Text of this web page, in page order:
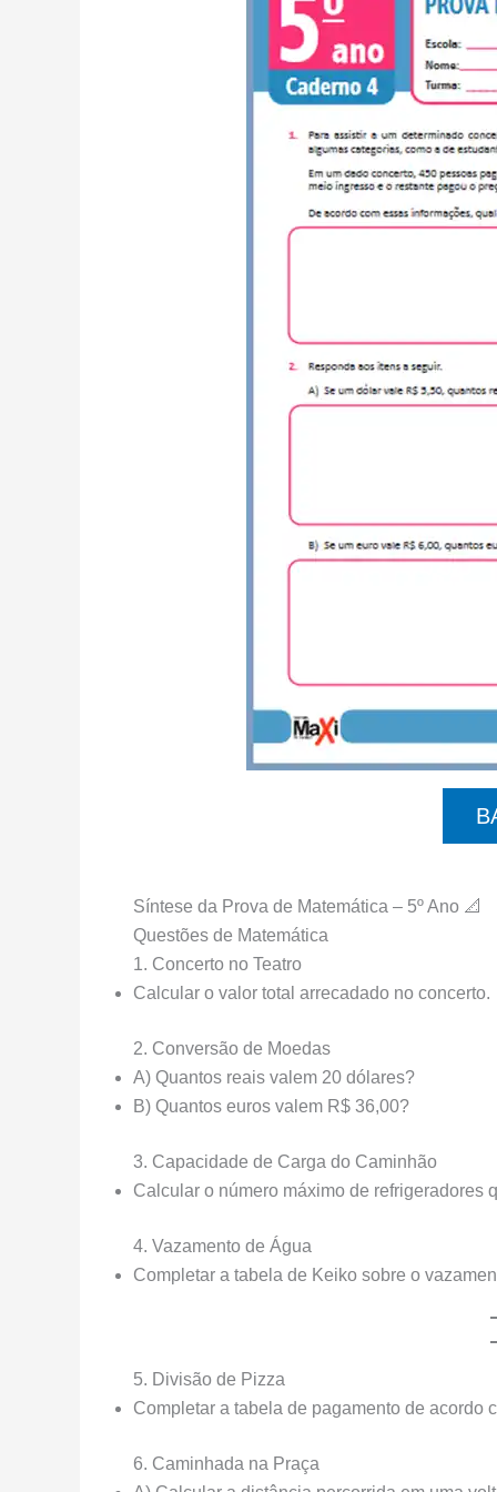
Síntese da Prova de Matemática – 5º Ano 📐
Questões de Matemática
1. Concerto no Teatro
Calcular o valor total arrecadado no concerto.
2. Conversão de Moedas
A) Quantos reais valem 20 dólares?
B) Quantos euros valem R$ 36,00?
3. Capacidade de Carga do Caminhão
Calcular o número máximo de refrigeradores
4. Vazamento de Água
Completar a tabela de Keiko sobre o
5. Divisão de Pizza
Completar a tabela de pagamento de acordo
6. Caminhada na Praça